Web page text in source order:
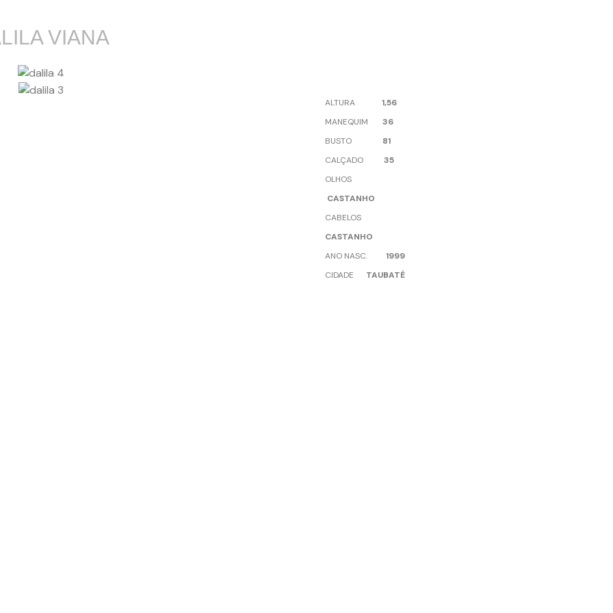
VIANA
ALTURA 1,56
MANEQUIM 36
BUSTO 81
CALÇADO 35
OLHOS
CASTANHO
CABELOS
CASTANHO
ANO NASC. 1999
CIDADE TAUBATÉ